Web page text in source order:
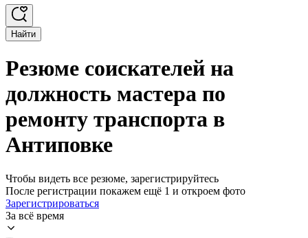
Найти
Резюме соискателей на
должность мастера по
ремонту транспорта в
Антиповке
Чтобы видеть все резюме, зарегистрируйтесь
После регистрации покажем ещё 1 и откроем фото
Зарегистрироваться
За всё время